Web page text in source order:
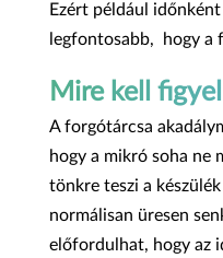
Ezért például
legfontosabb, hogy a
Mire kell
A forgótárcsa
hogy a mikró soha ne
tönkre teszi a
normálisan üresen
előfordulhat, hogy az